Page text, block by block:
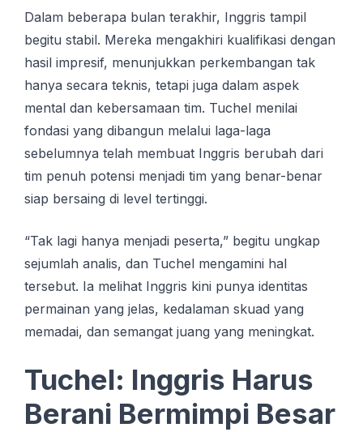
Dalam beberapa bulan terakhir, Inggris tampil
begitu stabil. Mereka mengakhiri kualifikasi dengan
hasil impresif, menunjukkan perkembangan tak
hanya secara teknis, tetapi juga dalam aspek
mental dan kebersamaan tim. Tuchel menilai
fondasi yang dibangun melalui laga-laga
sebelumnya telah membuat Inggris berubah dari
tim penuh potensi menjadi tim yang benar-benar
siap bersaing di level tertinggi.
“Tak lagi hanya menjadi peserta,” begitu ungkap
sejumlah analis, dan Tuchel mengamini hal
tersebut. Ia melihat Inggris kini punya identitas
permainan yang jelas, kedalaman skuad yang
memadai, dan semangat juang yang meningkat.
Tuchel: Inggris Harus
Berani Bermimpi Besar